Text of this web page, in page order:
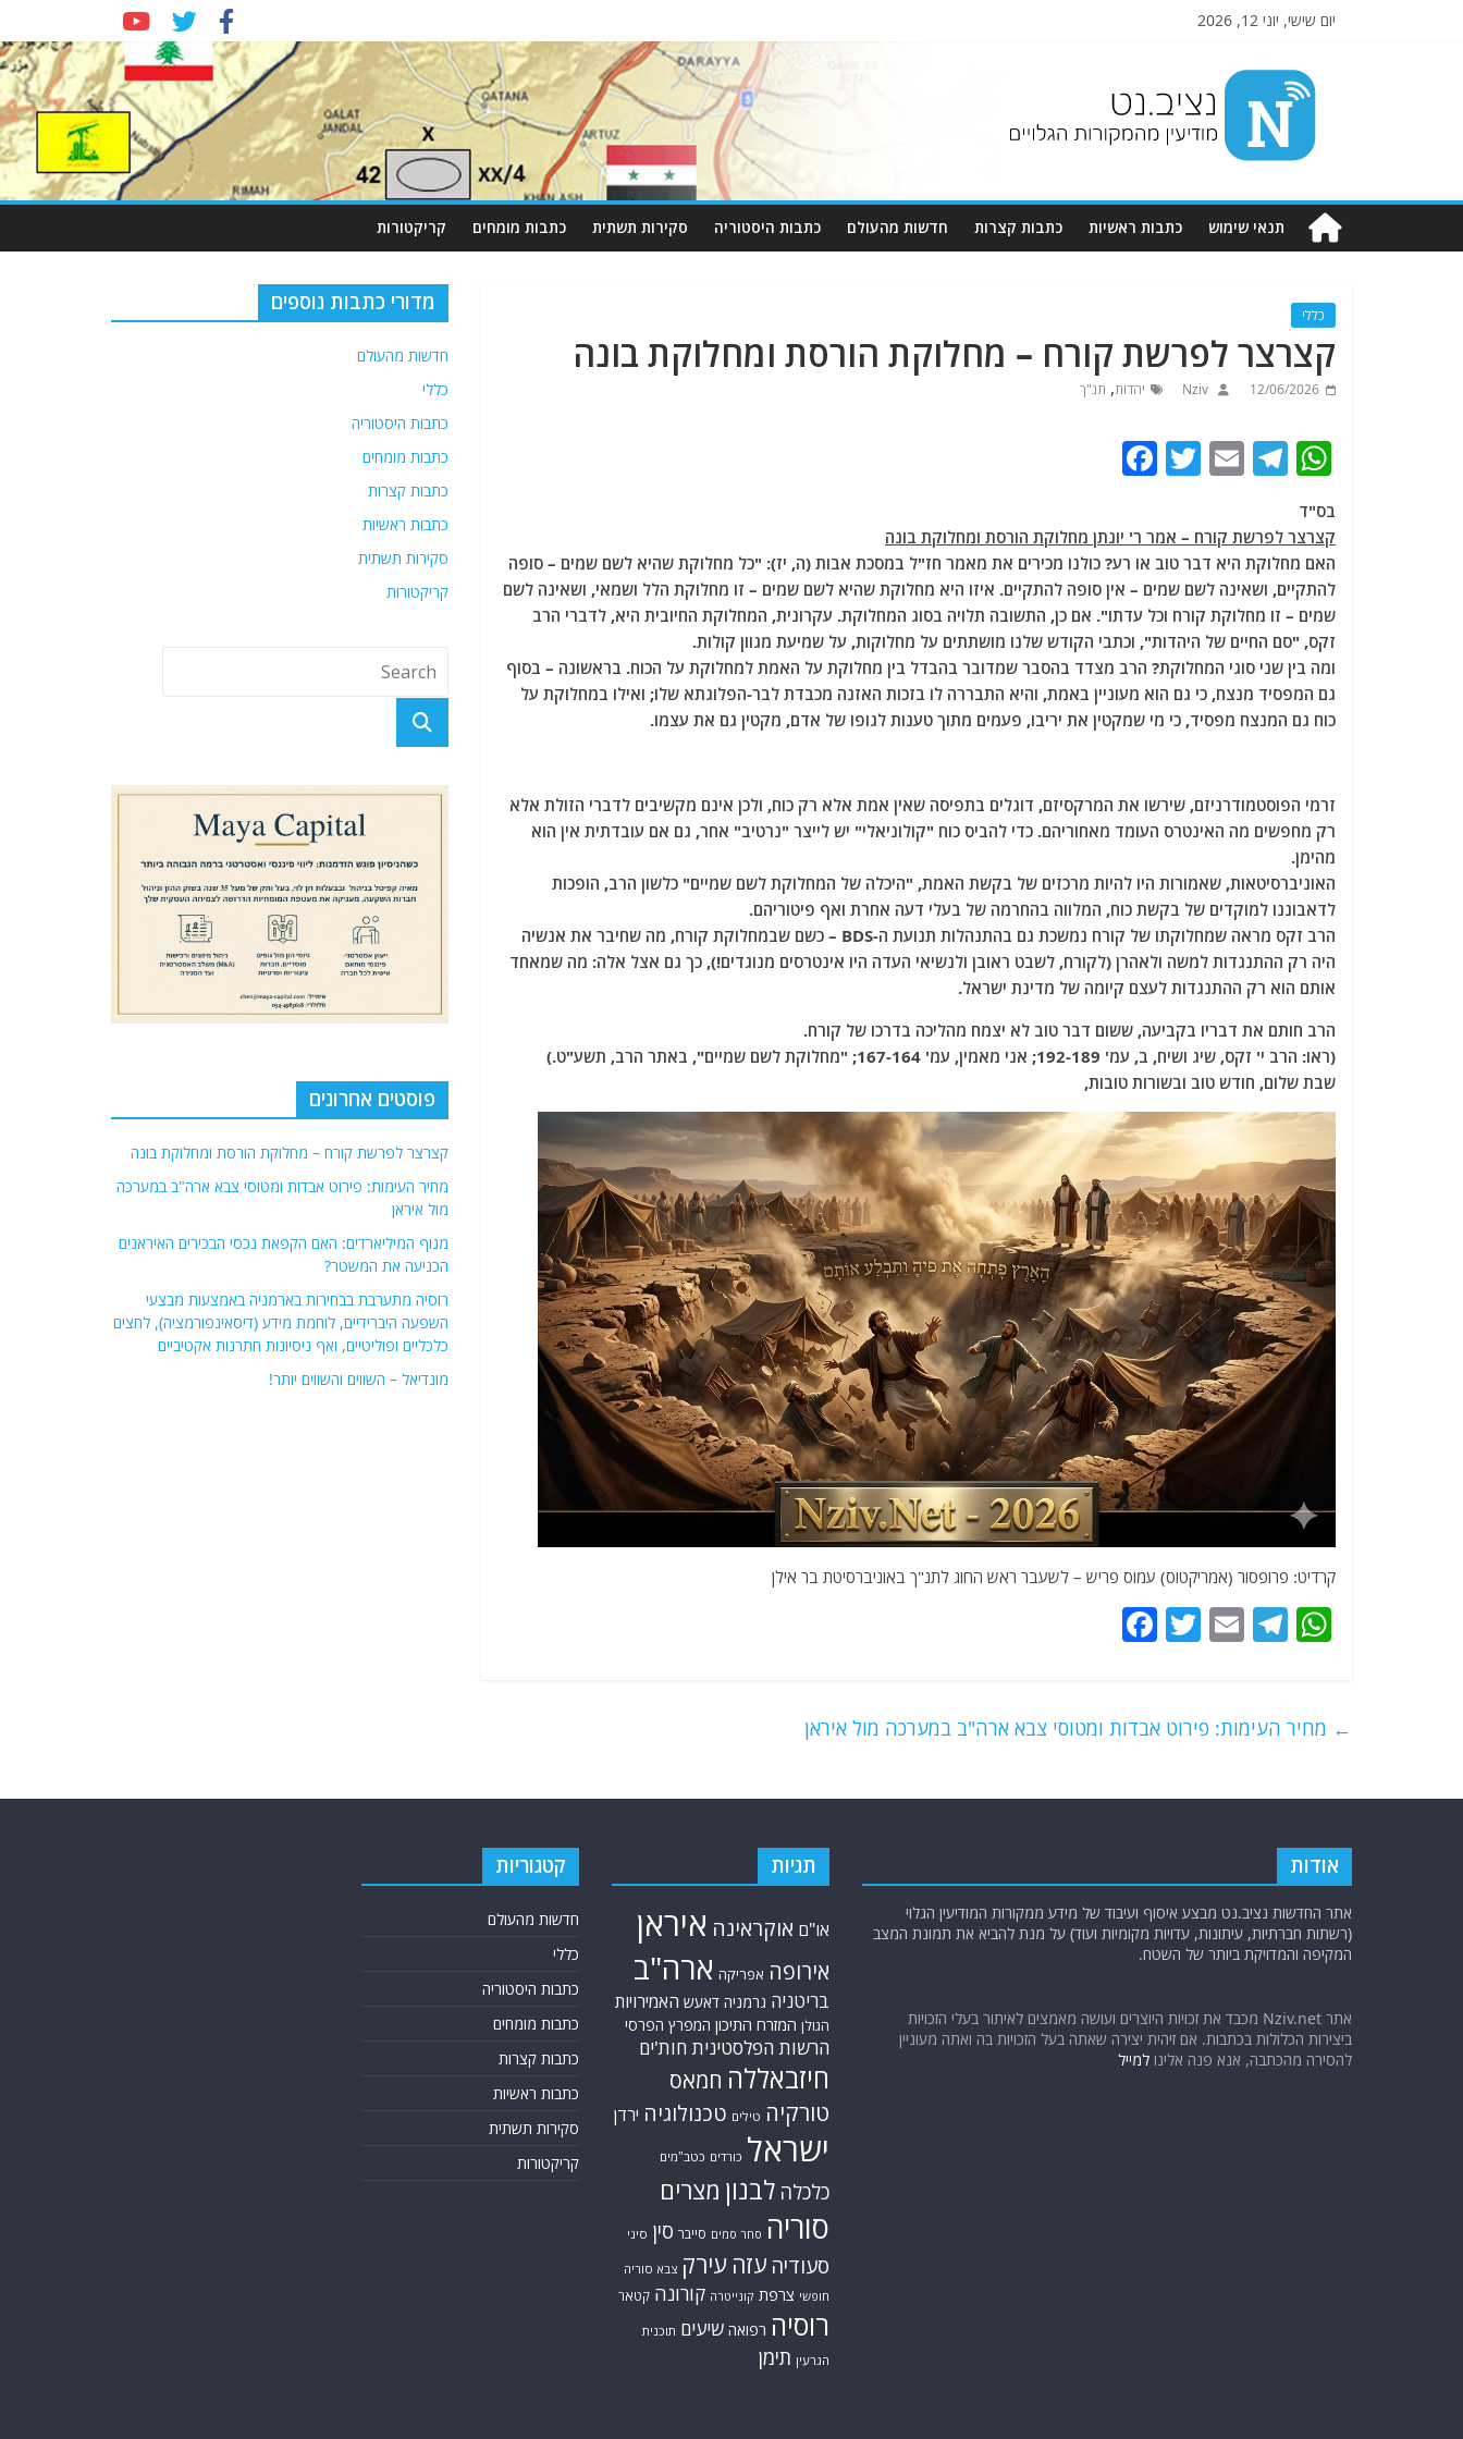
יום שישי, יוני 12, 2026
Nziv.net
מודיעין
מהמקורות
תנאי שימוש כתבות ראשיות כתבות קצרות חדשות מהעולם כתבות היסטוריה סקירות תשתית כתבות מומחים קריקטורות
כללי
קצרצר לפרשת קורח – מחלוקת הורסת ומחלוקת בונה
12/06/2026
Nziv יהדות, תנ"ך
W
at
s
A
p
p
T
e
g
ra
m
E
ai
l
T
itt
er
c
e
b
o
o
k
בס"ד
קצרצר לפרשת קורח – אמר ר' יונתן מחלוקת הורסת ומחלוקת בונה
האם מחלוקת היא דבר טוב או רע? כולנו מכירים את מאמר חז"ל במסכת אבות (ה, יז): "כל מחלוקת שהיא לשם שמים – סופה
להתקיים, ושאינה לשם שמים – אין סופה להתקיים. איזו היא מחלוקת שהיא לשם שמים – זו מחלוקת הלל ושמאי, ושאינה לשם
שמים – זו מחלוקת קורח וכל עדתו". אם כן, התשובה תלויה בסוג המחלוקת. עקרונית, המחלוקת החיובית היא, לדברי הרב
זקס, "סם החיים של היהדות", וכתבי הקודש שלנו מושתתים על מחלוקות, על שמיעת מגוון קולות.
ומה בין שני סוגי המחלוקת? הרב מצדד בהסבר שמדובר בהבדל בין מחלוקת על האמת למחלוקת על הכוח. בראשונה – בסוף
גם המפסיד מנצח, כי גם הוא מעוניין באמת, והיא התבררה לו בזכות האזנה מכבדת לבר-הפלוגתא שלו; ואילו במחלוקת על
כוח גם המנצח מפסיד, כי מי שמקטין את יריבו, פעמים מתוך טענות לגופו של אדם, מקטין גם את עצמו.
זרמי הפוסטמודרניזם, שירשו את המרקסיזם, דוגלים בתפיסה שאין אמת אלא רק כוח, ולכן אינם מקשיבים לדברי הזולת אלא
רק מחפשים מה האינטרס העומד מאחוריהם. כדי להביס כוח "קולוניאלי" יש לייצר "נרטיב" אחר, גם אם עובדתית אין הוא
מהימן.
האוניברסיטאות, שאמורות היו להיות מרכזים של בקשת האמת, "היכלה של המחלוקת לשם שמיים" כלשון הרב, הופכות
לדאבוננו למוקדים של בקשת כוח, המלווה בהחרמה של בעלי דעה אחרת ואף פיטוריהם.
הרב זקס מראה שמחלוקתו של קורח נמשכת גם בהתנהלות תנועת ה-BDS – כשם שבמחלוקת קורח, מה שחיבר את אנשיה
היה רק ההתנגדות למשה ולאהרן (לקורח, לשבט ראובן ולנשיאי העדה היו אינטרסים מנוגדים!), כך גם אצל אלה: מה שמאחד
אותם הוא רק ההתנגדות לעצם קיומה של מדינת ישראל.
הרב חותם את דבריו בקביעה, ששום דבר טוב לא יצמח מהליכה בדרכו של קורח.
(ראו: הרב י' זקס, שיג ושיח, ב, עמ' 192-189; אני מאמין, עמ' 167-164; "מחלוקת לשם שמיים", באתר הרב, תשע"ט.)
שבת שלום, חודש טוב ובשורות טובות,
קרדיט: פרופסור (אמריקטוס) עמוס פריש – לשעבר ראש החוג לתנ"ך באוניברסיטת בר אילן
W
s
p
T
g
m
E
l
T
er
e
o
← מחיר העימות: פירוט אבדות ומטוסי צבא ארה"ב במערכה מול איראן
מדורי כתבות נוספים
חדשות מהעולם
כללי
כתבות היסטוריה
כתבות מומחים
כתבות קצרות
כתבות ראשיות
סקירות תשתית
קריקטורות
פוסטים אחרונים
קצרצר לפרשת קורח – מחלוקת הורסת ומחלוקת בונה
מחיר העימות: פירוט אבדות ומטוסי צבא ארה"ב במערכה
מול איראן
מנוף המיליארדים: האם הקפאת נכסי הבכירים האיראנים
הכניעה את המשטר?
רוסיה מתערבת בבחירות בארמניה באמצעות מבצעי
השפעה היברידיים, לוחמת מידע (דיסאינפורמציה), לחצים
כלכליים ופוליטיים, ואף ניסיונות חתרנות אקטיביים
מונדיאל – השווים והשווים יותר!
אודות
אתר החדשות נציב.נט מבצע איסוף ועיבוד של מידע ממקורות המודיעין הגלוי
(רשתות חברתיות, עיתונות, עדויות מקומיות ועוד) על מנת להביא את תמונת המצב
המקיפה והמדויקת ביותר של השטח.
אתר Nziv.net מכבד את זכויות היוצרים ועושה מאמצים לאיתור בעלי הזכויות
ביצירות הכלולות בכתבות. אם זיהית יצירה שאתה בעל הזכויות בה ואתה מעוניין
להסירה מהכתבה, אנא פנה אלינו למייל
תגיות
או"ם אוקראינה איראן
אירופה אפריקה ארה"ב
בריטניה גרמניה דאעש האמירויות
הגולן המזרח התיכון המפרץ הפרסי
הרשות הפלסטינית חות'ים
חיזבאללה חמאס
טורקיה טילים טכנולוגיה ירדן
ישראל כורדים כטב"מים
כלכלה לבנון מצרים
סוריה סחר סמים סייבר סין סיני
סעודיה עזה עירק צבא סוריה
חופשי צרפת קונייטרה קורונה קטאר
רוסיה רפואה שיעים תוכנית
הגרעין תימן
קטגוריות
חדשות מהעולם
כללי
כתבות היסטוריה
כתבות מומחים
כתבות קצרות
כתבות ראשיות
סקירות תשתית
קריקטורות